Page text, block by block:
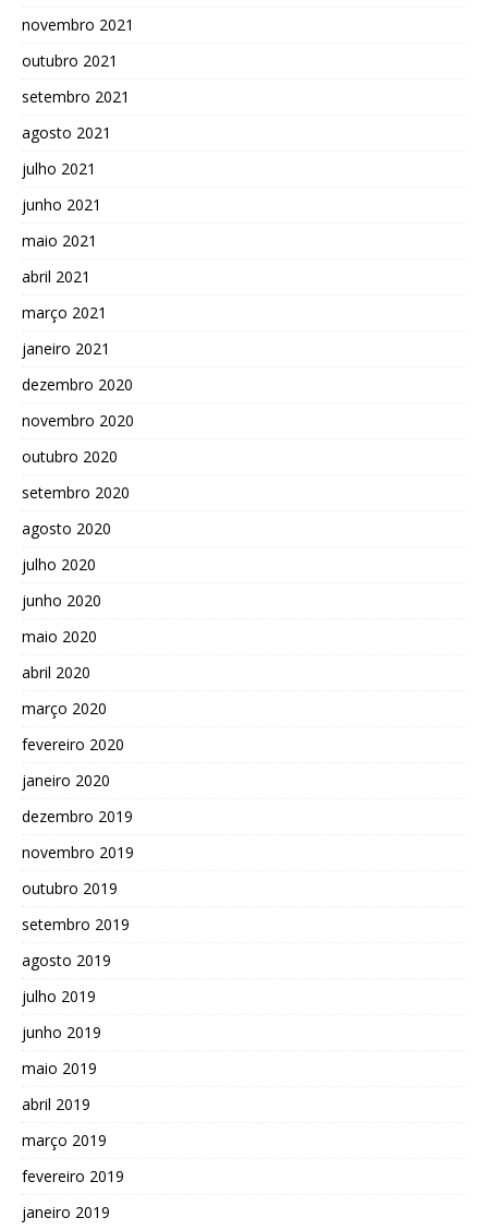
novembro 2021
outubro 2021
setembro 2021
agosto 2021
julho 2021
junho 2021
maio 2021
abril 2021
março 2021
janeiro 2021
dezembro 2020
novembro 2020
outubro 2020
setembro 2020
agosto 2020
julho 2020
junho 2020
maio 2020
abril 2020
março 2020
fevereiro 2020
janeiro 2020
dezembro 2019
novembro 2019
outubro 2019
setembro 2019
agosto 2019
julho 2019
junho 2019
maio 2019
abril 2019
março 2019
fevereiro 2019
janeiro 2019